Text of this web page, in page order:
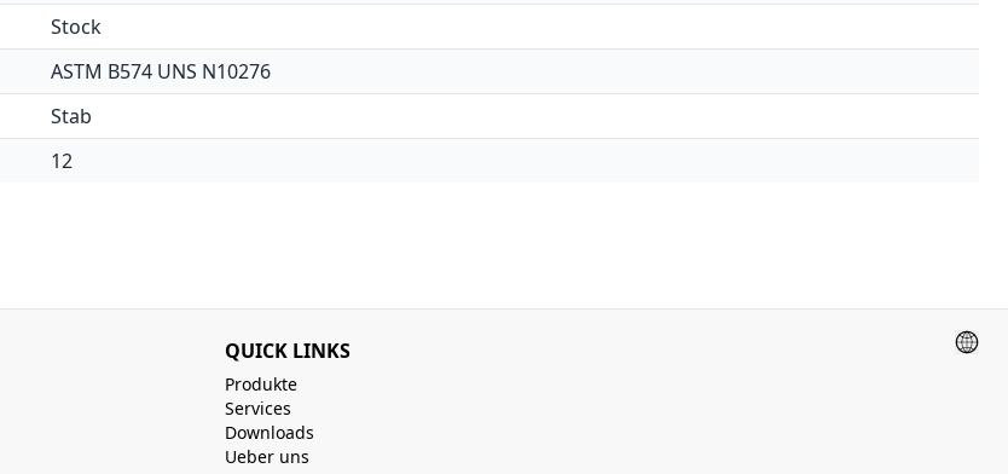
Stock
ASTM B574 UNS N10276
Stab
12
QUICK LINKS
Produkte
Services
Downloads
Ueber uns